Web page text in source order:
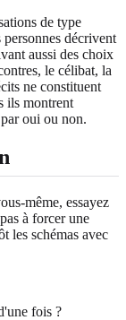
de type
décrivent
aussi des choix
le célibat, la
ne constituent
ils montrent
oui ou non.
même, essayez
à forcer une
les schémas avec
fois ?